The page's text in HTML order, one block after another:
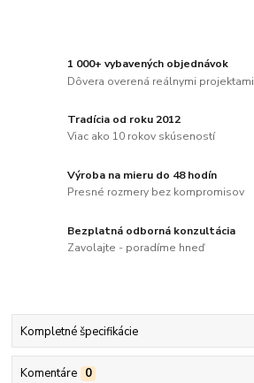
1 000+ vybavených objednávok
Dôvera overená reálnymi projektami
Tradícia od roku 2012
Viac ako 10 rokov skúseností
Výroba na mieru do 48 hodín
Presné rozmery bez kompromisov
Bezplatná odborná konzultácia
Zavolajte - poradíme hneď
Kompletné špecifikácie
Komentáre 0